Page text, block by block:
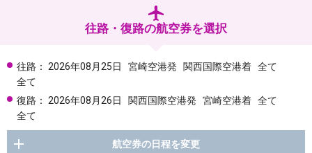
往路・復路の航空券を選択
往路： 2026年08月25日 宮崎空港発 関西国際空港着 全て
全て
復路： 2026年08月26日 関西国際空港発 宮崎空港着 全て
全て
航空券の日程を変更